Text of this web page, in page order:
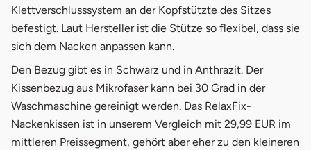
Klettverschlusssystem an der Kopfstützte des Sitzes
befestigt. Laut Hersteller ist die Stütze so flexibel, dass sie
sich dem Nacken anpassen kann.
Den Bezug gibt es in Schwarz und in Anthrazit. Der
Kissenbezug aus Mikrofaser kann bei 30 Grad in der
Waschmaschine gereinigt werden. Das RelaxFix-
Nackenkissen ist in unserem Vergleich mit 29,99 EUR im
mittleren Preissegment, gehört aber eher zu den kleineren